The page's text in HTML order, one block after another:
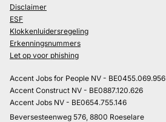
Disclaimer
ESF
Klokkenluidersregeling
Erkenningsnummers
Let op voor phishing
Accent Jobs for People NV - BE0455.069.956
Accent Construct NV - BE0887.120.626
Accent Jobs NV - BE0654.755.146
Beversesteenweg 576, 8800 Roeselare